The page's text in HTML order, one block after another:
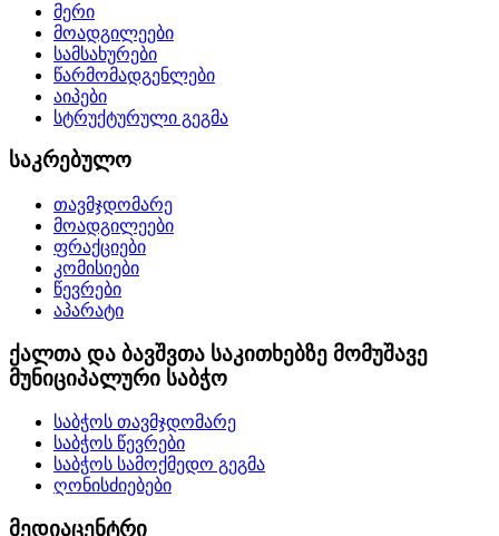
მერი
მოადგილეები
სამსახურები
წარმომადგენლები
აიპები
სტრუქტურული გეგმა
საკრებულო
თავმჯდომარე
მოადგილეები
ფრაქციები
კომისიები
წევრები
აპარატი
ქალთა და ბავშვთა საკითხებზე მომუშავე
მუნიციპალური საბჭო
საბჭოს თავმჯდომარე
საბჭოს წევრები
საბჭოს სამოქმედო გეგმა
ღონისძიებები
მედიაცენტრი